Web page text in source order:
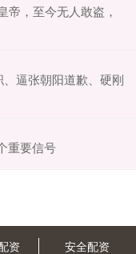
帝，至今无人敢盗，
、逼张朝阳道歉、硬刚
重要信号
资 安全配资